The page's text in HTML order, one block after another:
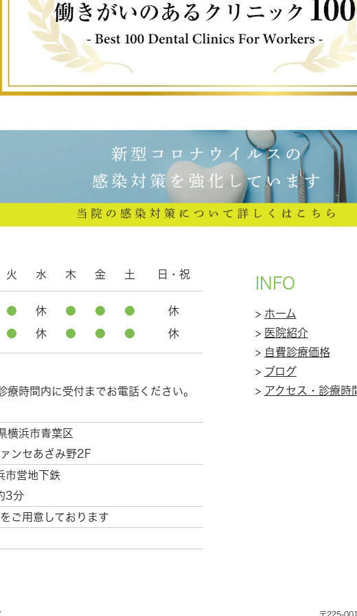
火 水 木 金 土 日・祝
● 休 ● ● ● 休
● 休 ● ● ● 休
時間内に受付までお電話ください。
横浜市青葉区
ンセあざみ野2F
市営地下鉄
3分
ご用意しております
INFO
> ホーム
> 医院紹介
> 自費診療価格
> ブログ
> アクセス・診療時
〒225-